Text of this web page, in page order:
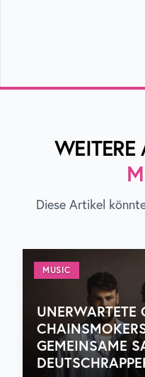
WEITERE
Diese Artikel
MUSIC
UNERWARTETE
GEMEINSAME